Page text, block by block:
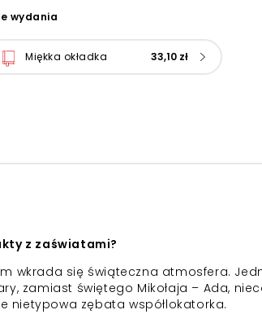
wydania
Miękka okładka 33,10 zł
z zaświatami?
wkrada się świąteczna atmosfera.
zamiast świętego Mikołaja – Ada,
nietypowa zębata współlokatorka.